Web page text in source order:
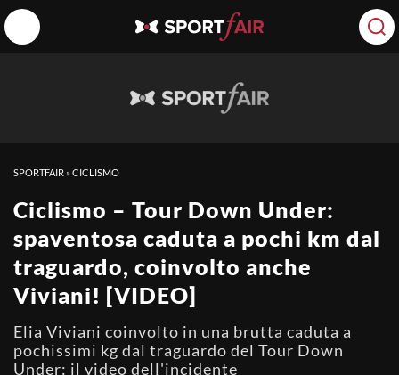
SPORTFAIR »CICLISMO
Ciclismo – Tour Down Under:
spaventosa caduta a pochi km dal
traguardo, coinvolto anche
Viviani! [VIDEO]
Elia Viviani coinvolto in una brutta caduta a
pochissimi kg dal traguardo del Tour Down
Under: il video dell'incidente